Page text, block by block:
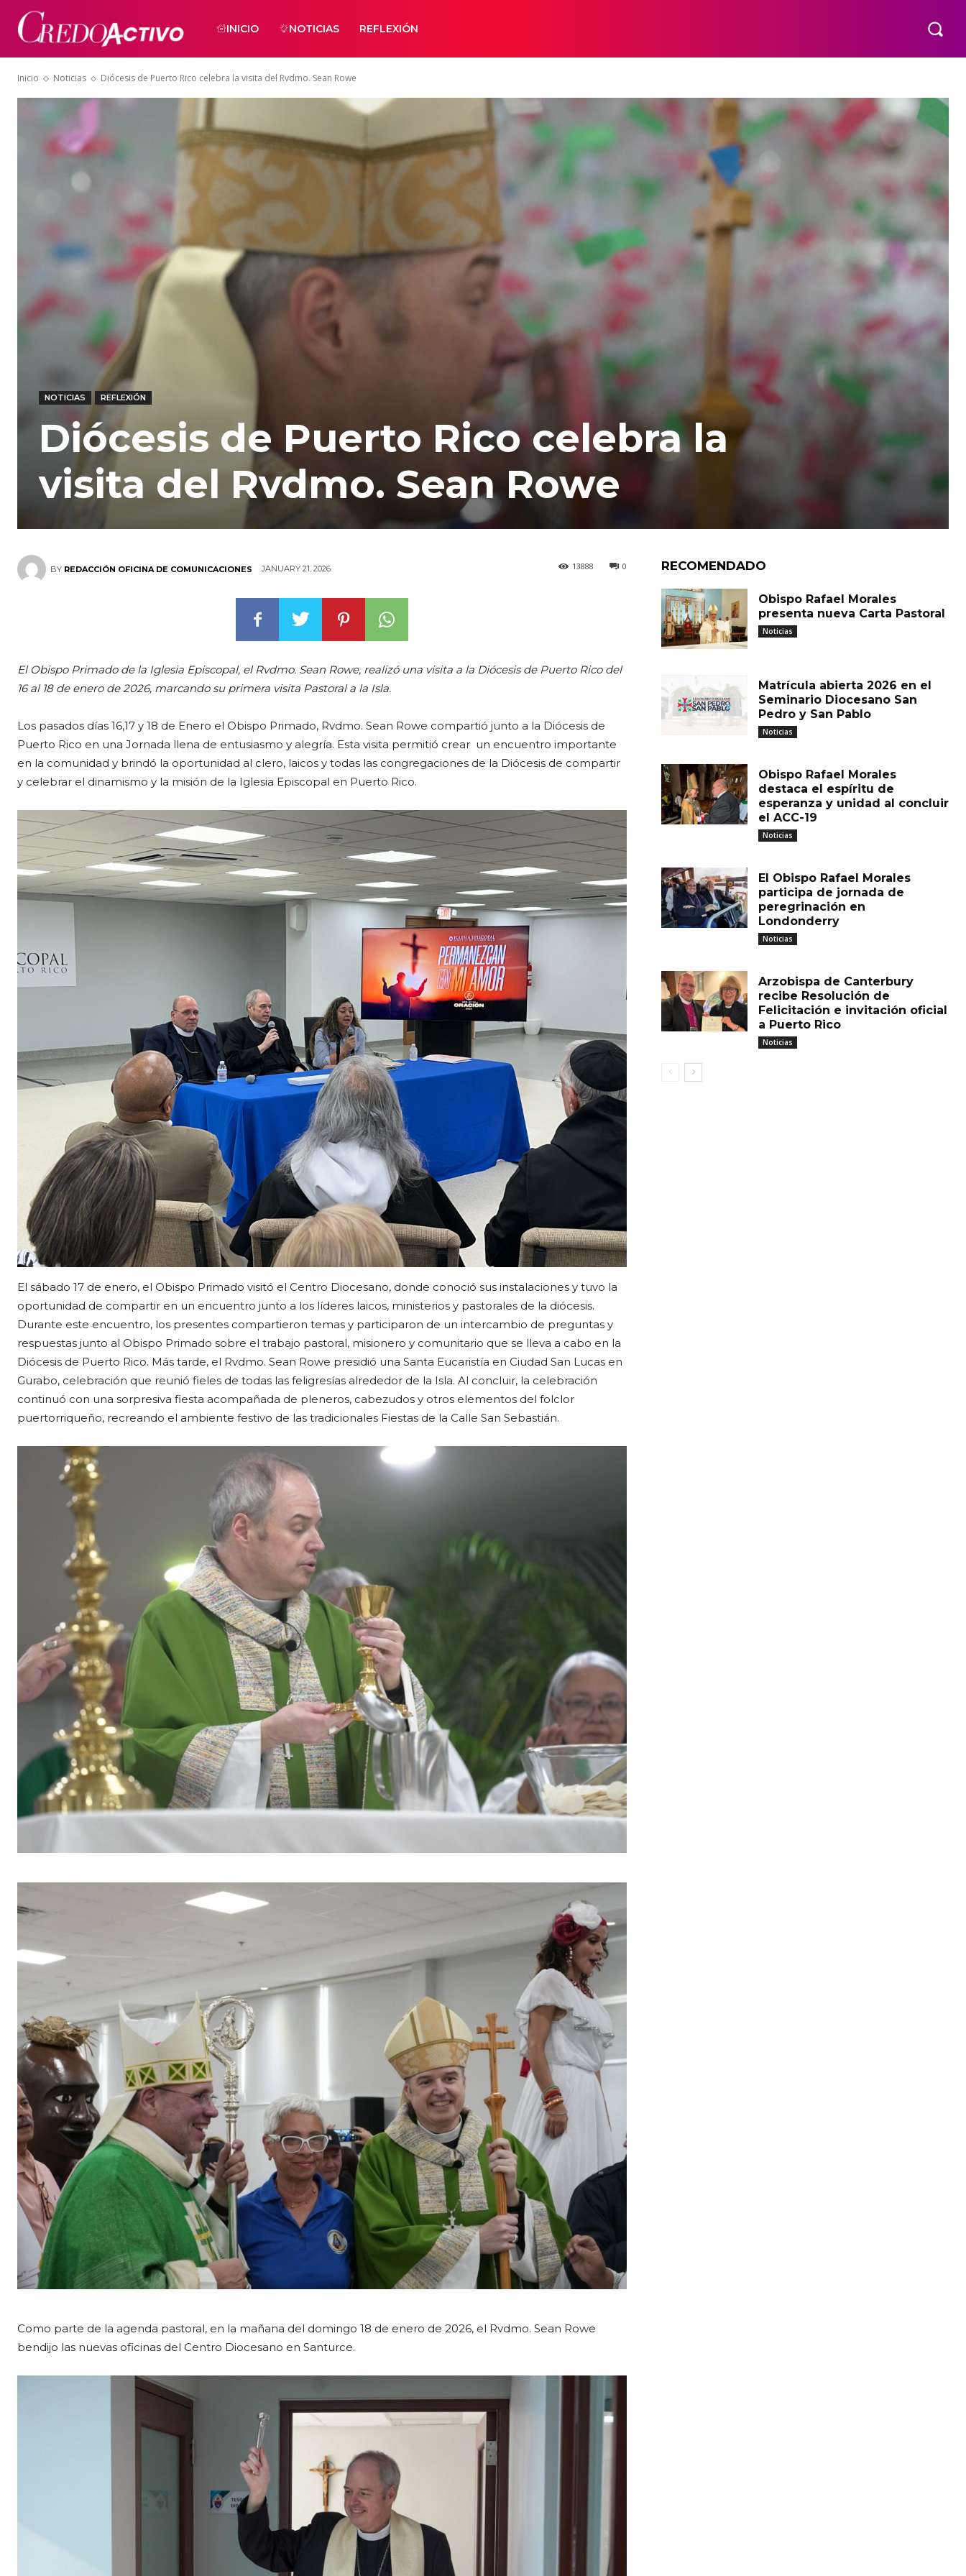
INICIO NOTICIAS REFLEXIÓN
Inicio Noticias Diócesis de Puerto Rico celebra la visita del Rvdmo. Sean Rowe
NOTICIAS REFLEXIÓN
Diócesis de Puerto Rico celebra la
visita del Rvdmo. Sean Rowe
BY REDACCIÓN OFICINA DE COMUNICACIONES JANUARY 21, 2026 0
13888
El Obispo Primado de la Iglesia Episcopal, el Rvdmo. Sean Rowe, realizó una visita a la Diócesis de Puerto Rico del
16 al 18 de enero de 2026, marcando su primera visita Pastoral a la Isla.
Los pasados días 16,17 y 18 de Enero el Obispo Primado, Rvdmo. Sean Rowe compartió junto a la Diócesis de
Puerto Rico en una Jornada llena de entusiasmo y alegría. Esta visita permitió crear un encuentro importante
en la comunidad y brindó la oportunidad al clero, laicos y todas las congregaciones de la Diócesis de compartir
y celebrar el dinamismo y la misión de la Iglesia Episcopal en Puerto Rico.
El sábado 17 de enero, el Obispo Primado visitó el Centro Diocesano, donde conoció sus instalaciones y tuvo la
oportunidad de compartir en un encuentro junto a los líderes laicos, ministerios y pastorales de la diócesis.
Durante este encuentro, los presentes compartieron temas y participaron de un intercambio de preguntas y
respuestas junto al Obispo Primado sobre el trabajo pastoral, misionero y comunitario que se lleva a cabo en la
Diócesis de Puerto Rico. Más tarde, el Rvdmo. Sean Rowe presidió una Santa Eucaristía en Ciudad San Lucas en
Gurabo, celebración que reunió fieles de todas las feligresías alrededor de la Isla. Al concluir, la celebración
continuó con una sorpresiva fiesta acompañada de pleneros, cabezudos y otros elementos del folclor
puertorriqueño, recreando el ambiente festivo de las tradicionales Fiestas de la Calle San Sebastián.
Como parte de la agenda pastoral, en la mañana del domingo 18 de enero de 2026, el Rvdmo. Sean Rowe
bendijo las nuevas oficinas del Centro Diocesano en Santurce.
RECOMENDADO
Obispo Rafael Morales
presenta nueva Carta Pastoral
Noticias
Matrícula abierta 2026 en el
Seminario Diocesano San
Pedro y San Pablo
Noticias
Obispo Rafael Morales
destaca el espíritu de
esperanza y unidad al concluir
el ACC-19
Noticias
El Obispo Rafael Morales
participa de jornada de
peregrinación en
Londonderry
Noticias
Arzobispa de Canterbury
recibe Resolución de
Felicitación e invitación oficial
a Puerto Rico
Noticias